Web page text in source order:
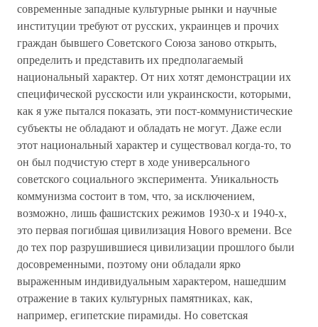
современные западные культурные рынки и научные
институции требуют от русских, украинцев и прочих
граждан бывшего Советского Союза заново открыть,
определить и представить их предполагаемый
национальный характер. От них хотят демонстрации их
специфической русскости или украинскости, которыми,
как я уже пытался показать, эти пост-коммунистические
субъекты не обладают и обладать не могут. Даже если
этот национальный характер и существовал когда-то, то
он был подчистую стерт в ходе универсального
советского социального эксперимента. Уникальность
коммунизма состоит в том, что, за исключением,
возможно, лишь фашистских режимов 1930-х и 1940-х,
это первая погибшая цивилизация Нового времени. Все
до тех пор разрушившиеся цивилизации прошлого были
досовременными, поэтому они обладали ярко
выраженным индивидуальным характером, нашедшим
отражение в таких культурных памятниках, как,
например, египетские пирамиды. Но советская